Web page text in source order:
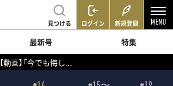
見つける ログイン 新規登録
最新号
特集
【動画】「今でも悔し...